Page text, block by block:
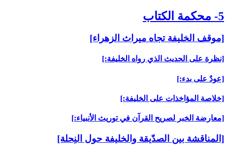
5- محكمة الكتاب‏
[موقف الخليفة تجاه ميراث الزهراء]
[نظرة على الحديث الذي رواه الخليفة:]
[عودٌ على بدء:]
[خلاصة المؤاخذات على الخليفة:]
[معارضة الخبر لصريح القرآن في توريث الأنبياء:]
[المناقشة بين الصدّيقة والخليفة حول النِحلة]